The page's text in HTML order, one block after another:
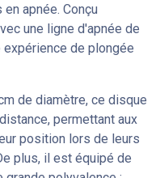
apnée. Conçu
une ligne d'apnée de
expérience de plongée
de diamètre, ce disque
permettant aux
position lors de leurs
plus, il est équipé de